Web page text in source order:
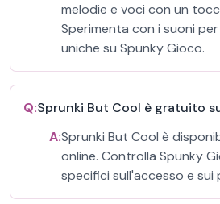
melodie e voci con un
Sperimenta con i suoni
uniche su Spunky Gioco.
Q:Sprunki But Cool è gratuito
A:Sprunki But Cool è
online. Controlla Spunky
specifici sull'accesso e sui